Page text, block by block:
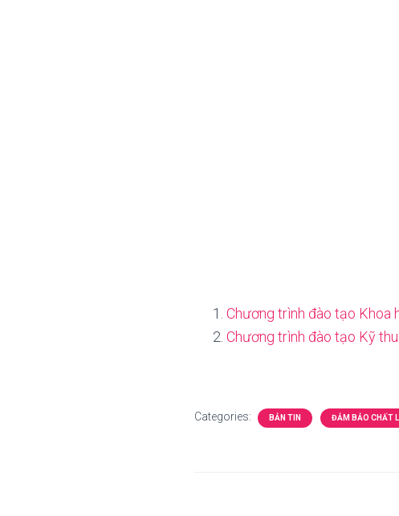
Chương trình đào tạo Khoa
Chương trình đào tạo Kỹ
Categories: BẢN TIN ĐẢM BẢO CHẤT